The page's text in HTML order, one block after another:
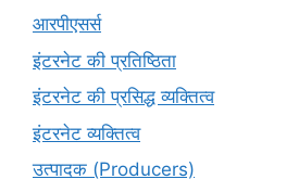
आरपीएसर्स
इंटरनेट की प्रतिष्ठिता
इंटरनेट की प्रसिद्ध व्यक्तित्व
इंटरनेट व्यक्तित्व
उत्पादक (Producers)